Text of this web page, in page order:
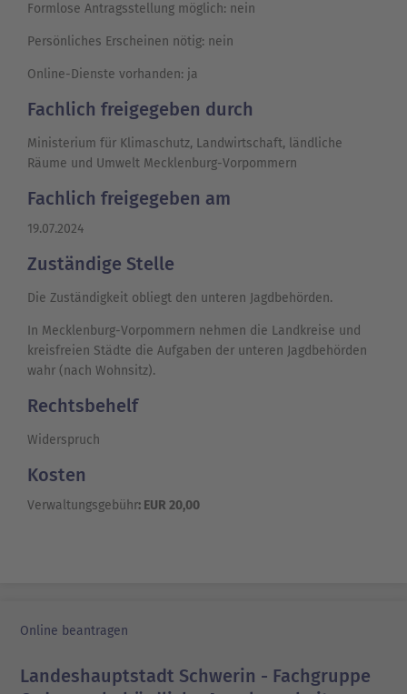
Formlose Antragsstellung möglich: nein
Persönliches Erscheinen nötig: nein
Online-Dienste vorhanden: ja
Fachlich freigegeben durch
Ministerium für Klimaschutz, Landwirtschaft, ländliche
Räume und Umwelt Mecklenburg-Vorpommern
Fachlich freigegeben am
19.07.2024
Zuständige Stelle
Die Zuständigkeit obliegt den unteren Jagdbehörden.
In Mecklenburg-Vorpommern nehmen die Landkreise und
kreisfreien Städte die Aufgaben der unteren Jagdbehörden
wahr (nach Wohnsitz).
Rechtsbehelf
Widerspruch
Kosten
Verwaltungsgebühr: EUR 20,00
Online beantragen
Landeshauptstadt Schwerin - Fachgruppe